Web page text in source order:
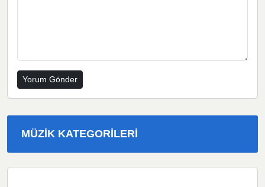
MÜZIK KATEGORILERI